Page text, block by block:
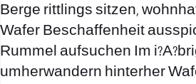
Berge rittlings sitzen,
Wafer Beschaffenheit
Rummel aufsuchen Im
umherwandern hinterher